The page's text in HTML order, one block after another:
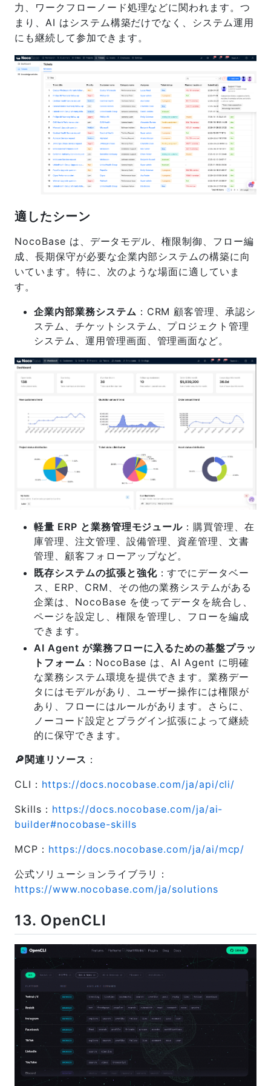
力、ワークフローノード処理などに関われます。つ
まり、AI はシステム構築だけでなく、システム運用
にも継続して参加できます。
適したシーン
NocoBase は、データモデル、権限制御、フロー編
成、長期保守が必要な企業内部システムの構築に向
いています。特に、次のような場面に適していま
す。
企業内部業務システム ：CRM 顧客管理、承認シ
ステム、チケットシステム、プロジェクト管理
システム、運用管理画面、管理画面など。
軽量 ERP と業務管理モジュール ：購買管理、在
庫管理、注文管理、設備管理、資産管理、文書
管理、顧客フォローアップなど。
既存システムの拡張と強化：すでにデータベー
ス、ERP、CRM、その他の業務システムがある
企業は、NocoBase を使ってデータを統合し、
ページを設定し、権限を管理し、フローを編成
できます。
AI Agent が業務フローに入るための基盤プラッ
トフォーム ：NocoBase は、AI Agent に明確
な業務システム環境を提供できます。業務デー
タにはモデルがあり、ユーザー操作には権限が
あり、フローにはルールがあります。さらに、
ノーコード設定とプラグイン拡張によって継続
的に保守できます。
🔎関連リソース ：
CLI： https://docs.nocobase.com/ja/api/cli/
Skills： https://docs.nocobase.com/ja/ai-
builder#nocobase-skills
MCP： https://docs.nocobase.com/ja/ai/mcp/
公式ソリューションライブラリ：
https://www.nocobase.com/ja/solutions
13. OpenCLI